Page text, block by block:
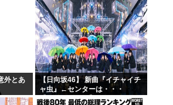
市早苗
女子中学生をナイフで脅し性的暴...
けど、日本人の税金使って日本人批判...
を旅行した外国人が患う新たな症状「...
外とあ
【日向坂46】 新曲『イチャイチ
ャ虫』←センターは・・・
【18thシングル】